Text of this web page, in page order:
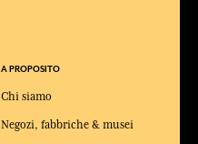
A PROPOSITO
Chi siamo
Negozi, fabbriche & musei